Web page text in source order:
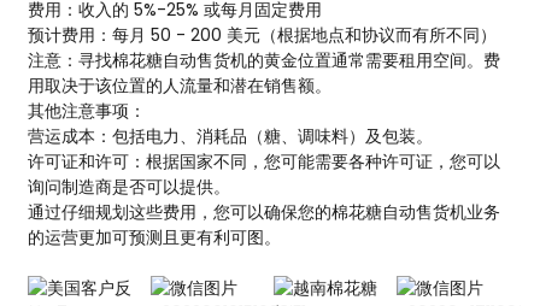
费用：收入的 5%-25% 或每月固定费用
预计费用：每月 50 - 200 美元（根据地点和协议而有所不同）
注意：寻找棉花糖自动售货机的黄金位置通常需要租用空间。费
用取决于该位置的人流量和潜在销售额。
其他注意事项：
营运成本：包括电力、消耗品（糖、调味料）及包装。
许可证和许可：根据国家不同，您可能需要各种许可证，您可以
询问制造商是否可以提供。
通过仔细规划这些费用，您可以确保您的棉花糖自动售货机业务
的运营更加可预测且更有利可图。